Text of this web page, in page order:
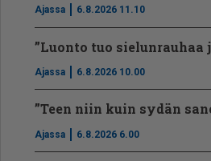
Ajassa 6.8.2026 11.10
”Luonto tuo sielunrauhaa
Ajassa 6.8.2026 10.00
”Teen niin kuin sydän
Ajassa 6.8.2026 6.00